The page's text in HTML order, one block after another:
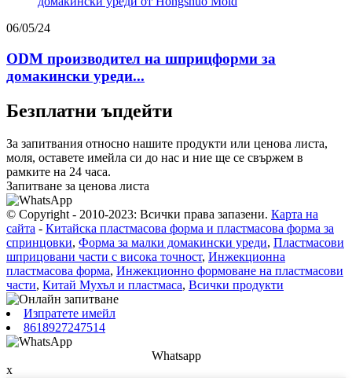
06/05/24
ODM производител на шприцформи за
домакински уреди...
Безплатни ъпдейти
За запитвания относно нашите продукти или ценова листа,
моля, оставете имейла си до нас и ние ще се свържем в
рамките на 24 часа.
Запитване за ценова листа
© Copyright - 2010-2023: Всички права запазени. Карта на
сайта - Китайска пластмасова форма и пластмасова форма за
спринцовки, Форма за малки домакински уреди, Пластмасови
шприцовани части с висока точност, Инжекционна
пластмасова форма, Инжекционно формоване на пластмасови
части, Китай Мухъл и пластмаса, Всички продукти
Изпратете имейл
8618927247514
Whatsapp
x